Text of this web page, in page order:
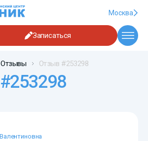
Москва
Записаться
Отзывы Отзыв #253298